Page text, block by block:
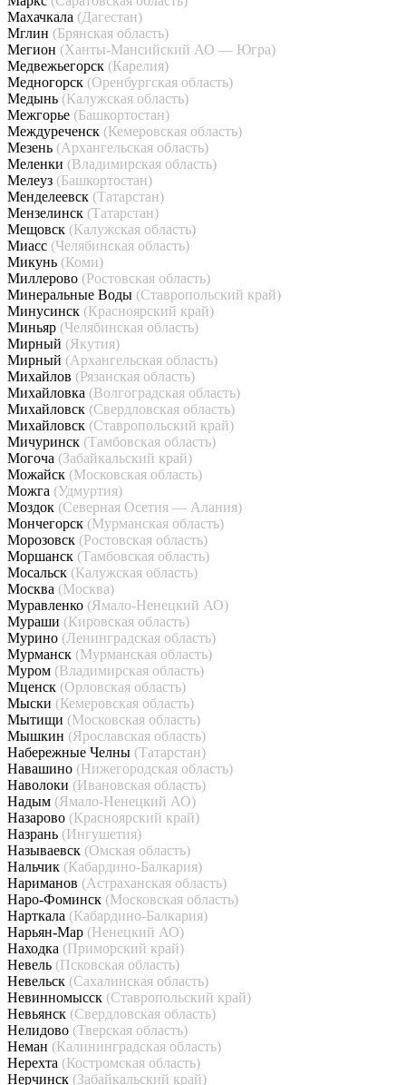
Махачкала (Дагестан)
Мглин (Брянская область)
Мегион (Ханты-Мансийский АО — Югра)
Медвежьегорск (Карелия)
Медногорск (Оренбургская область)
Медынь (Калужская область)
Межгорье (Башкортостан)
Междуреченск (Кемеровская область)
Мезень (Архангельская область)
Меленки (Владимирская область)
Мелеуз (Башкортостан)
Менделеевск (Татарстан)
Мензелинск (Татарстан)
Мещовск (Калужская область)
Миасс (Челябинская область)
Микунь (Коми)
Миллерово (Ростовская область)
Минеральные Воды (Ставропольский край)
Минусинск (Красноярский край)
Миньяр (Челябинская область)
Мирный (Якутия)
Мирный (Архангельская область)
Михайлов (Рязанская область)
Михайловка (Волгоградская область)
Михайловск (Свердловская область)
Михайловск (Ставропольский край)
Мичуринск (Тамбовская область)
Могоча (Забайкальский край)
Можайск (Московская область)
Можга (Удмуртия)
Моздок (Северная Осетия — Алания)
Мончегорск (Мурманская область)
Морозовск (Ростовская область)
Моршанск (Тамбовская область)
Мосальск (Калужская область)
Москва (Москва)
Муравленко (Ямало-Ненецкий АО)
Мураши (Кировская область)
Мурино (Ленинградская область)
Мурманск (Мурманская область)
Муром (Владимирская область)
Мценск (Орловская область)
Мыски (Кемеровская область)
Мытищи (Московская область)
Мышкин (Ярославская область)
Набережные Челны (Татарстан)
Навашино (Нижегородская область)
Наволоки (Ивановская область)
Надым (Ямало-Ненецкий АО)
Назарово (Красноярский край)
Назрань (Ингушетия)
Называевск (Омская область)
Нальчик (Кабардино-Балкария)
Нариманов (Астраханская область)
Наро-Фоминск (Московская область)
Нарткала (Кабардино-Балкария)
Нарьян-Мар (Ненецкий АО)
Находка (Приморский край)
Невель (Псковская область)
Невельск (Сахалинская область)
Невинномысск (Ставропольский край)
Невьянск (Свердловская область)
Нелидово (Тверская область)
Неман (Калининградская область)
Нерехта (Костромская область)
Нерчинск (Забайкальский край)